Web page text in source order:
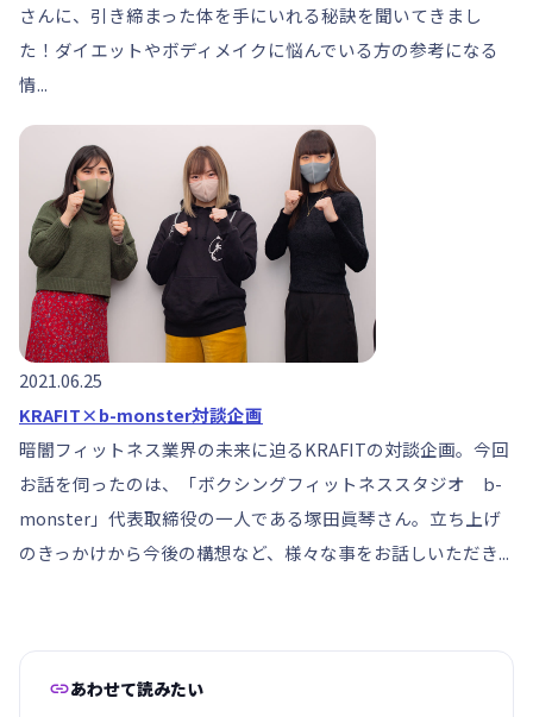
さんに、引き締まった体を手にいれる秘訣を聞いてきまし
た！ダイエットやボディメイクに悩んでいる方の参考になる
情...
2021.06.25
KRAFIT×b-monster対談企画
暗闇フィットネス業界の未来に迫るKRAFITの対談企画。今回
お話を伺ったのは、「ボクシングフィットネススタジオ b-
monster」代表取締役の一人である塚田眞琴さん。立ち上げ
のきっかけから今後の構想など、様々な事をお話しいただき...
あわせて読みたい